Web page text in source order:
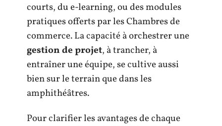
courts, du e-learning, ou des modules
pratiques offerts par les Chambres de
commerce. La capacité à orchestrer une
gestion de projet, à trancher, à
entraîner une équipe, se cultive aussi
bien sur le terrain que dans les
amphithéâtres.
Pour clarifier les avantages de chaque